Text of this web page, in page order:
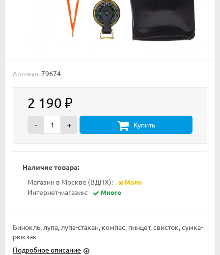
Артикул: 79674
2 190 ₽
- + Купить
Наличие товара:
Магазин в Москве (ВДНХ):
Мало
Интернет-магазин: Много
Бинокль, лупа, лупа-стакан, компас, пинцет, свисток, сумка-
рюкзак
Подробное описание